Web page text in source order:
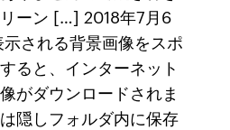
ーン […] 2018年7月6
される背景画像をスポ
ると、インターネット
がダウンロードされま
隠しフォルダ内に保存